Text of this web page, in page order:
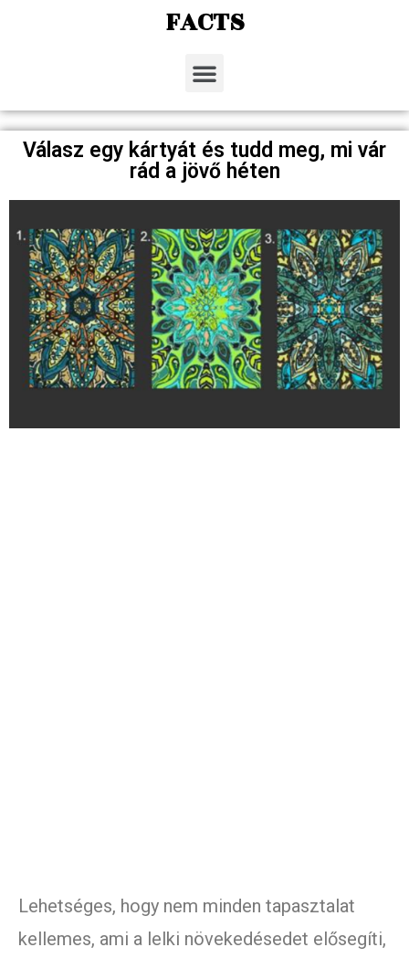
FACTS
Válasz egy kártyát és tudd meg, mi vár
rád a jövő héten
Lehetséges, hogy nem minden tapasztalat
kellemes, ami a lelki növekedésedet elősegíti,